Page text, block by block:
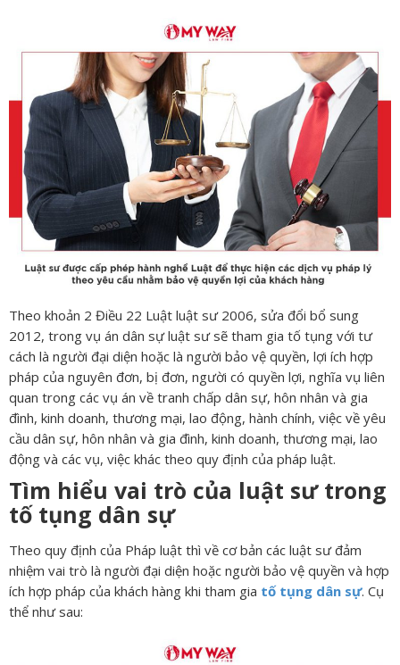
Theo khoản 2 Điều 22 Luật luật sư 2006, sửa đổi bổ sung
2012, trong vụ án dân sự luật sư sẽ tham gia tố tụng với tư
cách là người đại diện hoặc là người bảo vệ quyền, lợi ích hợp
pháp của nguyên đơn, bị đơn, người có quyền lợi, nghĩa vụ liên
quan trong các vụ án về tranh chấp dân sự, hôn nhân và gia
đình, kinh doanh, thương mại, lao động, hành chính, việc về yêu
cầu dân sự, hôn nhân và gia đình, kinh doanh, thương mại, lao
động và các vụ, việc khác theo quy định của pháp luật.
Tìm hiểu vai trò của luật sư trong
tố tụng dân sự
Theo quy định của Pháp luật thì về cơ bản các luật sư đảm
nhiệm vai trò là người đại diện hoặc người bảo vệ quyền và hợp
ích hợp pháp của khách hàng khi tham gia tố tụng dân sự. Cụ
thể như sau: